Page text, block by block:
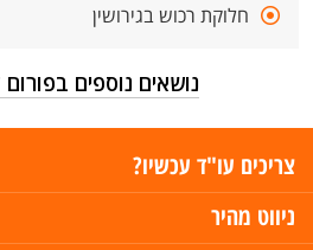
חלוקת רכוש בגירושין
נושאים נוספים
צריכים עו"ד עכשיו?
ניווט מהיר